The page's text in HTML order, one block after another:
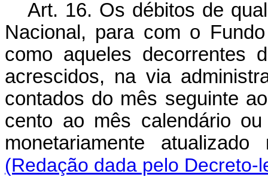
Art. 16. Os débitos de
Nacional, para com o
como aqueles decorrentes
acrescidos, na via
contados do mês seguinte
cento ao mês calendário
monetariamente
(Redação dada pelo Decreto-